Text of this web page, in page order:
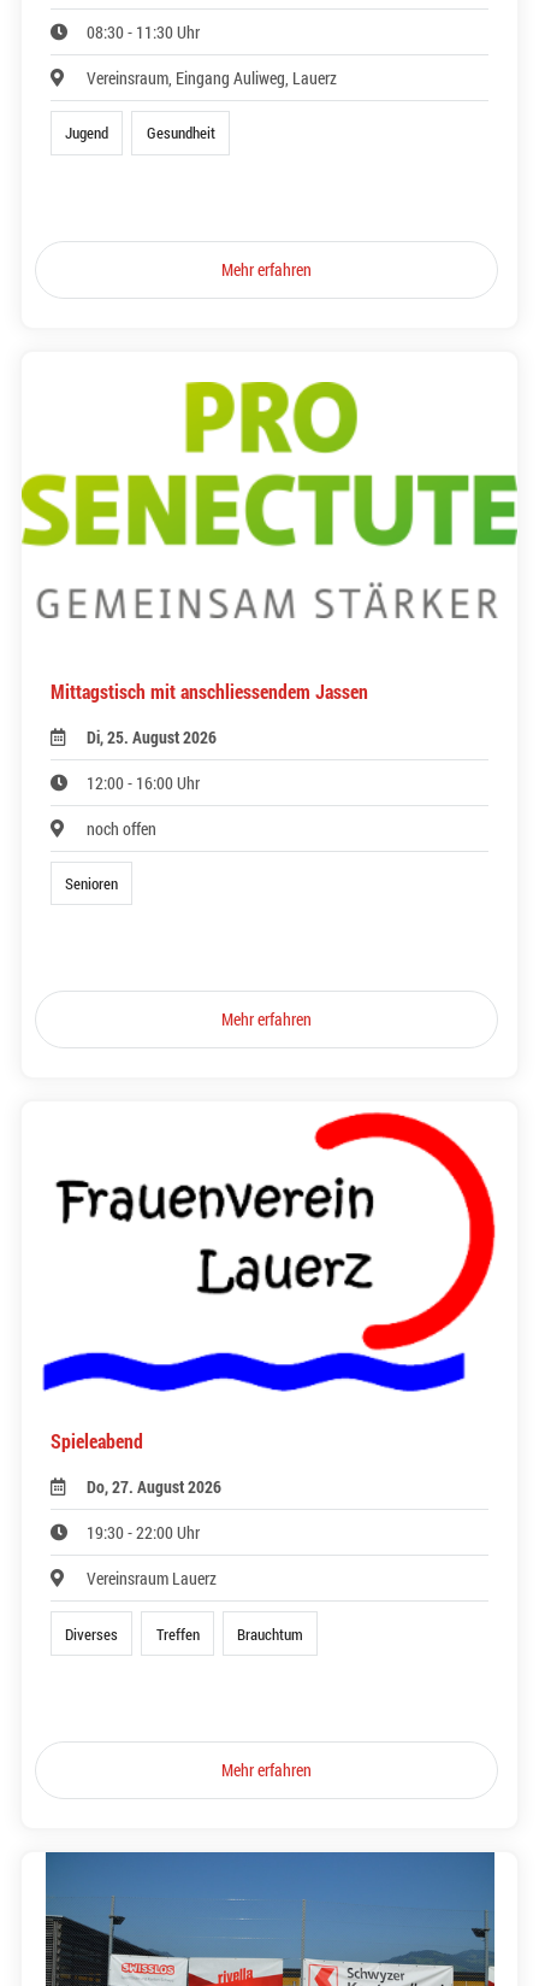
08:30 - 11:30 Uhr
Vereinsraum, Eingang Auliweg, Lauerz
Jugend Gesundheit
Mehr erfahren
Mittagstisch mit anschliessendem Jassen
Di, 25. August 2026
12:00 - 16:00 Uhr
noch offen
Senioren
Mehr erfahren
Spieleabend
Do, 27. August 2026
19:30 - 22:00 Uhr
Vereinsraum Lauerz
Diverses Treffen Brauchtum
Mehr erfahren